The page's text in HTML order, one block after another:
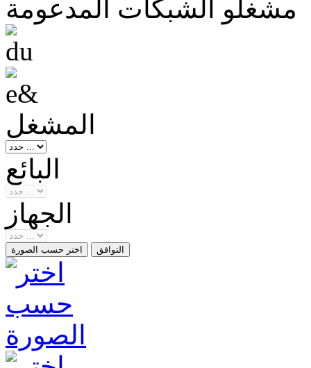
مشغلو الشبكات المدعومة
المشغل
البائع
الجهاز